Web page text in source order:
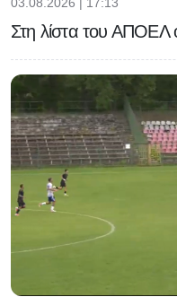
Στη λίστα του ΑΠΟΕΛ